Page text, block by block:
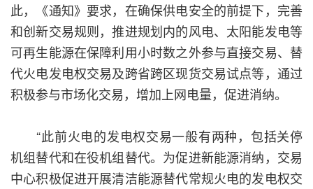
此，《通知》要求，在确保供电安全的前提下，完善
和创新交易规则，推进规划内的风电、太阳能发电等
可再生能源在保障利用小时数之外参与直接交易、替
代火电发电权交易及跨省跨区现货交易试点等，通过
积极参与市场化交易，增加上网电量，促进消纳。
“此前火电的发电权交易一般有两种，包括关停
机组替代和在役机组替代。为促进新能源消纳，交易
中心积极促进开展清洁能源替代常规火电的发电权交